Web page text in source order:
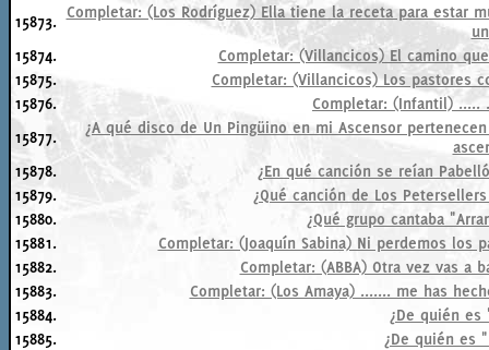
15873. Completar: (Los Rodríguez) Ella tiene la receta para estar
15874.
Completar: (Villancicos) El camino
15875.
Completar: (Villancicos) Los pastores
15876.
Completar: (Infantil) .....
15877.
¿A qué disco de Un Pingüino en mi Ascensor
15878.
¿En qué canción se reían
15879.
¿Qué canción de Los
15880.
¿Qué grupo cantaba
15881.
Completar: (Joaquín Sabina) Ni perdemos
15882.
Completar: (ABBA) Otra vez vas
15883.
Completar: (Los Amaya) ....... me has
15884.
¿De quién es
15885.
¿De quién es